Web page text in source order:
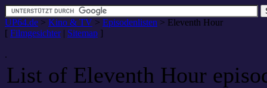
UP64.de > Kino & TV > Episodenlisten > Eleventh Hour
[ Filmgesichter| Sitemap ]
.
List of Eleventh Hour